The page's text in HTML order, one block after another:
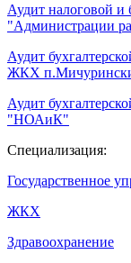
Аудит налоговой и
"Администрации
Аудит
ЖКХ
Аудит
"НОАиК"
Специализация:
Государственное
ЖКХ
Здравоохранение